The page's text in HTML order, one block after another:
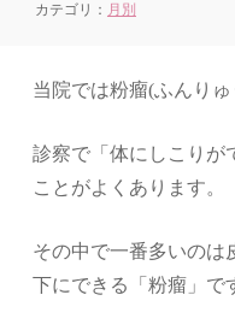
カテゴリ： 月別
当院では粉瘤(ふんりゅ
診察で「体にしこりが
ことがよくあります。
その中で一番多いのは
下にできる「粉瘤」で